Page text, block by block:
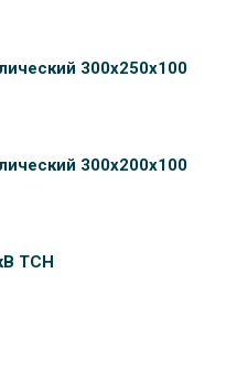
300х250х100
300х200х100
ТСН